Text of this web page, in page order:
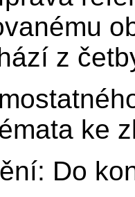
z
ke
Do